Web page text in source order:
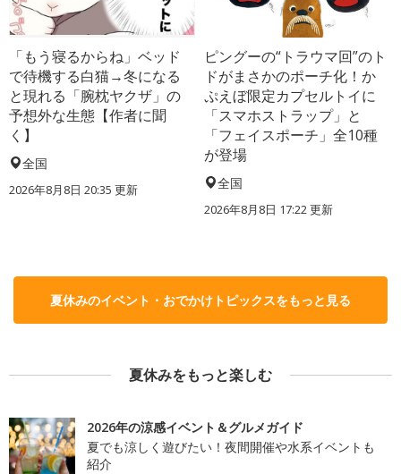
「もう寝るからね」ベッド
で待機する白猫→冬になる
と現れる「腕枕ヤクザ」の
予想外な生態【作者に聞
く】
全国
2026年8月8日 20:35 更新
ピングーの“トラウマ回”のト
ドがまさかのポーチ化！か
ぷえぼ限定カプセルトイに
「スマホストラップ」と
「フェイスポーチ」全10種
が登場
全国
2026年8月8日 17:22更新
夏休みのイベント・おでかけトピックスをもっと見る
夏休みをもっと楽しむ
2026年の涼感イベント＆グルメガイド
夏でも涼しく遊びたい！夜間開催や水系イベントも
紹介